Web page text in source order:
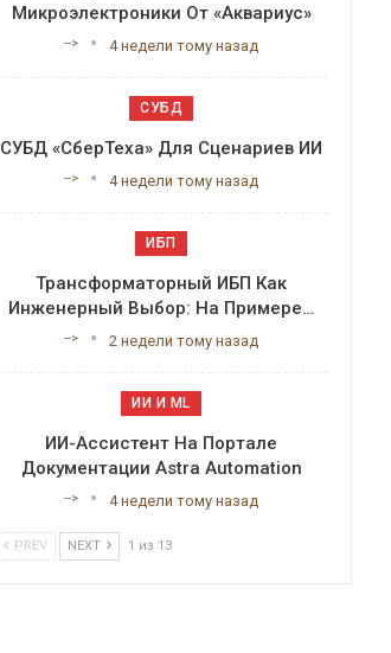
Микроэлектроники От «Аквариус»
--> 4 недели тому назад
СУБД
СУБД «СберТеха» Для Сценариев ИИ
--> 4 недели тому назад
ИБП
Трансформаторный ИБП Как
Инженерный Выбор: На Примере…
--> 2 недели тому назад
ИИ И ML
ИИ-Ассистент На Портале
Документации Astra Automation
--> 4 недели тому назад
PREV NEXT 1 из 13